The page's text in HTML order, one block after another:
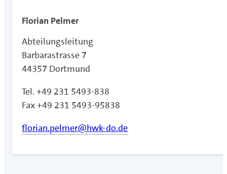
Florian Pelmer
Abteilungsleitung
Barbarastrasse 7
44357 Dortmund
Tel. +49 231 5493-838
Fax +49 231 5493-95838
florian.pelmer@hwk-do.de